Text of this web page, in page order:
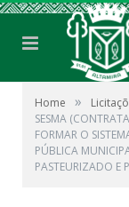
Home »
SESMA
FORMAR O
PÚBLICA
PASTEURIZADO E